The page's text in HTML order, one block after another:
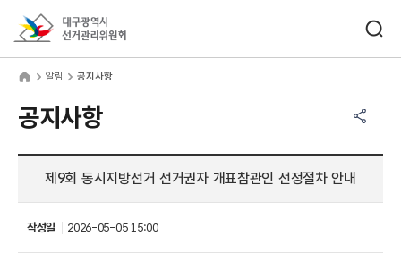
알림 공지사항
공지사항
제9회 동시지방선거 선거권자 개표참관인 선정절차 안내
작성일 2026-05-05 15:00